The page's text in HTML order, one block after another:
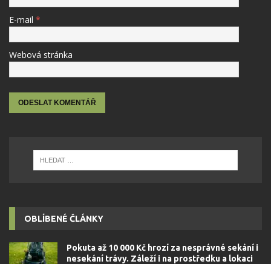
E-mail *
Webová stránka
OBLÍBENÉ ČLÁNKY
Pokuta až 10 000 Kč hrozí za nesprávné sekání i
nesekání trávy. Záleží i na prostředku a lokaci